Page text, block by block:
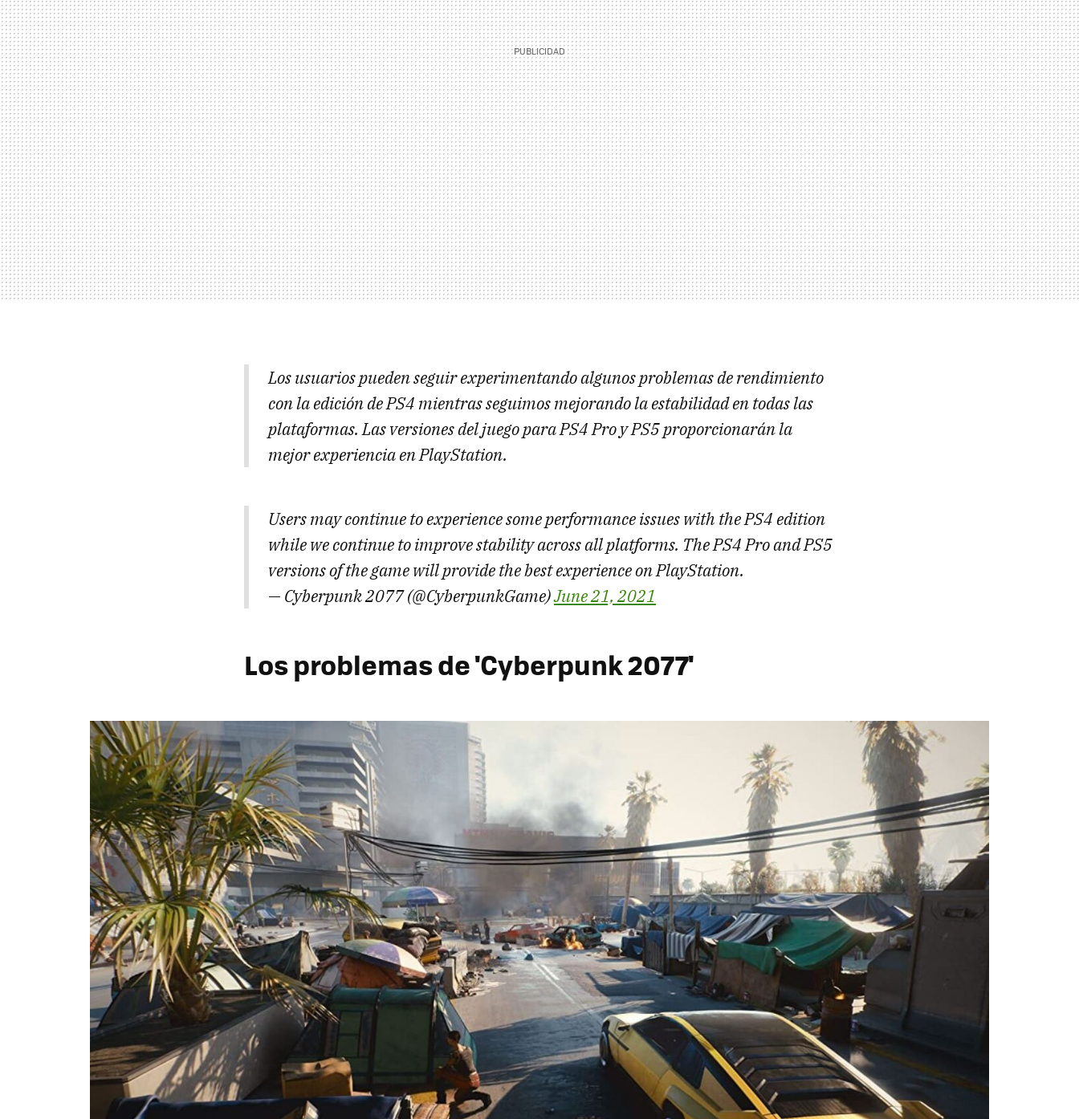
Los usuarios pueden seguir experimentando algunos problemas de rendimiento
con la edición de PS4 mientras seguimos mejorando la estabilidad en todas las
plataformas. Las versiones del juego para PS4 Pro y PS5 proporcionarán la
mejor experiencia en PlayStation.
Users may continue to experience some performance issues with the PS4 edition
while we continue to improve stability across all platforms. The PS4 Pro and PS5
versions of the game will provide the best experience on PlayStation.
— Cyberpunk 2077 (@CyberpunkGame)June 21, 2021
Los problemas de 'Cyberpunk 2077'